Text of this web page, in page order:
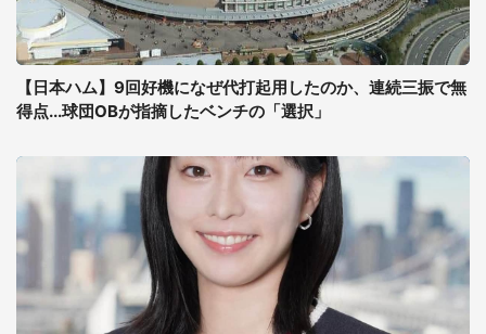
【日本ハム】9回好機になぜ代打起用したのか、連続三振で無
得点...球団OBが指摘したベンチの「選択」